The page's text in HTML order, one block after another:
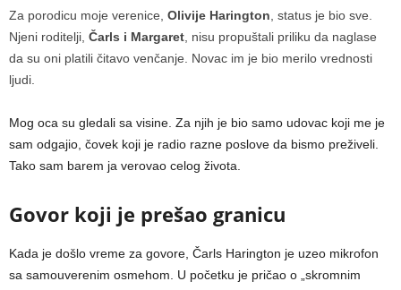
Za porodicu moje verenice, Olivije Harington, status je bio sve.
Njeni roditelji, Čarls i Margaret, nisu propuštali priliku da naglase
da su oni platili čitavo venčanje. Novac im je bio merilo vrednosti
ljudi.
Mog oca su gledali sa visine. Za njih je bio samo udovac koji me je
sam odgajio, čovek koji je radio razne poslove da bismo preživeli.
Tako sam barem ja verovao celog života.
Govor koji je prešao granicu
Kada je došlo vreme za govore, Čarls Harington je uzeo mikrofon
sa samouverenim osmehom. U početku je pričao o „skromnim